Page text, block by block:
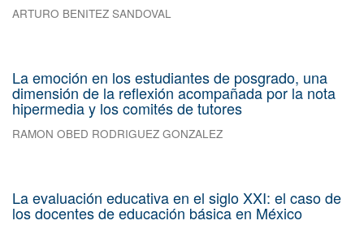
ARTURO BENITEZ SANDOVAL
La emoción en los estudiantes de posgrado, una
dimensión de la reflexión acompañada por la nota
hipermedia y los comités de tutores
RAMON OBED RODRIGUEZ GONZALEZ
La evaluación educativa en el siglo XXI: el caso de
los docentes de educación básica en México